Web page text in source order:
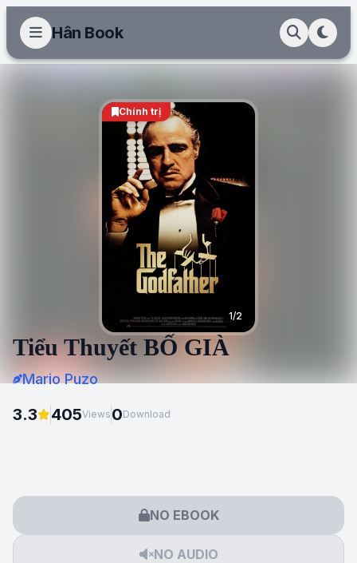
Hân Book
Chính trị
1/2
Tiểu Thuyết BỐ GIÀ
Mario Puzo
3.3 405Views 0Download
NO EBOOK
NO AUDIO